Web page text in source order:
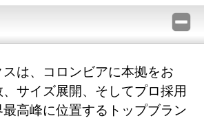
は、コロンビアに本拠をお
、サイズ展開、そしてプロ採用
高峰に位置するトップブラン